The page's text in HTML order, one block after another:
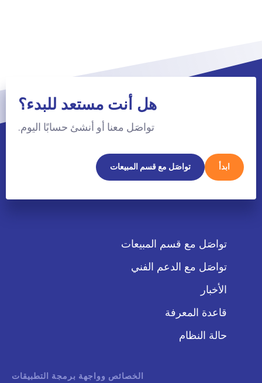
هل أنت مستعد للبدء؟
تواصَل معنا أو أنشئ حسابًا اليوم.
ابدأ تواصَل مع قسم المبيعات
تواصَل مع قسم المبيعات
تواصَل مع الدعم الفني
الأخبار
قاعدة المعرفة
حالة النظام
الخصائص وواجهة برمجة التطبيقات